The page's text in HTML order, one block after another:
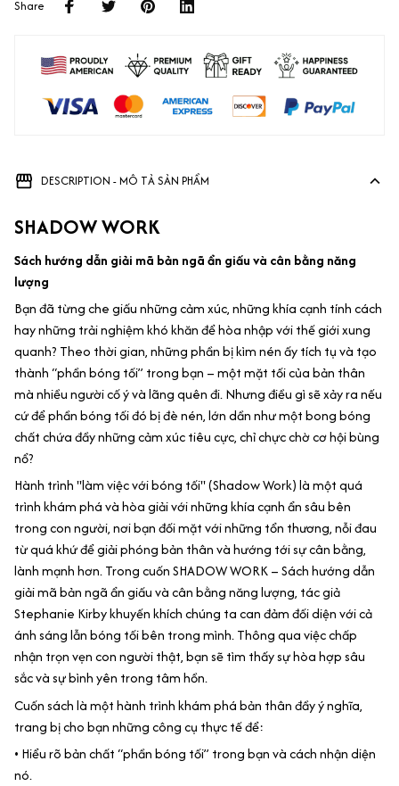
Share
DESCRIPTION - MÔ TẢ SẢN PHẨM
SHADOW WORK
Sách hướng dẫn giải mã bản ngã ẩn giấu và cân bằng năng
lượng
Bạn đã từng che giấu những cảm xúc, những khía cạnh tính cách
hay những trải nghiệm khó khăn để hòa nhập với thế giới xung
quanh? Theo thời gian, những phần bị kìm nén ấy tích tụ và tạo
thành “phần bóng tối” trong bạn – một mặt tối của bản thân
mà nhiều người cố ý và lãng quên đi. Nhưng điều gì sẽ xảy ra nếu
cứ để phần bóng tối đó bị đè nén, lớn dần như một bong bóng
chất chứa đầy những cảm xúc tiêu cực, chỉ chực chờ cơ hội bùng
nổ?
Hành trình "làm việc với bóng tối" (Shadow Work) là một quá
trình khám phá và hòa giải với những khía cạnh ẩn sâu bên
trong con người, nơi bạn đối mặt với những tổn thương, nỗi đau
từ quá khứ để giải phóng bản thân và hướng tới sự cân bằng,
lành mạnh hơn. Trong cuốn SHADOW WORK – Sách hướng dẫn
giải mã bản ngã ẩn giấu và cân bằng năng lượng, tác giả
Stephanie Kirby khuyến khích chúng ta can đảm đối diện với cả
ánh sáng lẫn bóng tối bên trong mình. Thông qua việc chấp
nhận trọn vẹn con người thật, bạn sẽ tìm thấy sự hòa hợp sâu
sắc và sự bình yên trong tâm hồn.
Cuốn sách là một hành trình khám phá bản thân đầy ý nghĩa,
trang bị cho bạn những công cụ thực tế để:
• Hiểu rõ bản chất “phần bóng tối” trong bạn và cách nhận diện
nó.